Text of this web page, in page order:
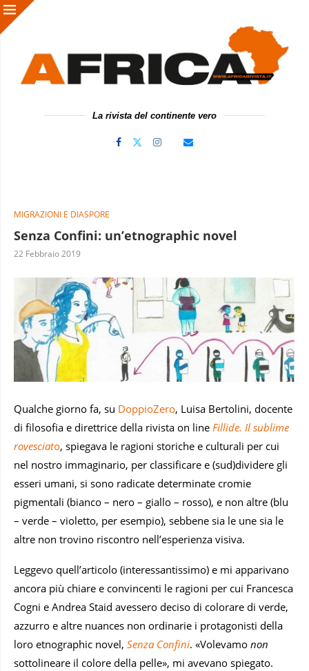
La rivista del continente vero
MIGRAZIONI E DIASPORE
Senza Confini: un’etnographic novel
22 Febbraio 2019
Qualche giorno fa, su DoppioZero, Luisa Bertolini, docente
di filosofia e direttrice della rivista on line Fillide. Il sublime
rovesciato, spiegava le ragioni storiche e culturali per cui
nel nostro immaginario, per classificare e (sud)dividere gli
esseri umani, si sono radicate determinate cromie
pigmentali (bianco – nero – giallo – rosso), e non altre (blu
– verde – violetto, per esempio), sebbene sia le une sia le
altre non trovino riscontro nell’esperienza visiva.
Leggevo quell’articolo (interessantissimo) e mi apparivano
ancora più chiare e convincenti le ragioni per cui Francesca
Cogni e Andrea Staid avessero deciso di colorare di verde,
azzurro e altre nuances non ordinarie i protagonisti della
loro etnographic novel, Senza Confini. «Volevamo non
sottolineare il colore della pelle», mi avevano spiegato.